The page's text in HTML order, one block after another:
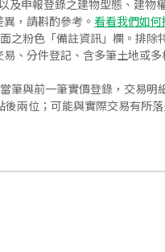
申報登錄之建物型態、建物
，請斟酌參考。 看看我們如
粉色「備註資訊」欄。排
、分件登記、含多筆土地或
與前一筆實價登錄，交易
兩位；可能與實際交易有所落